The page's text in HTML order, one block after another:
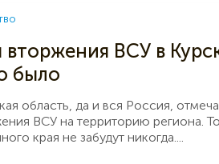
вторжения ВСУ в
было
область, да и вся Россия,
ВСУ на территорию региона.
края не забудут никогда....